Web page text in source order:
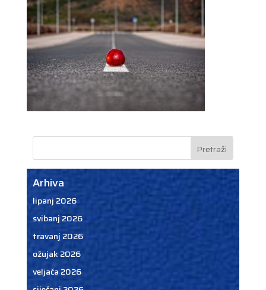
Arhiva
lipanj 2026
svibanj 2026
travanj 2026
ožujak 2026
veljača 2026